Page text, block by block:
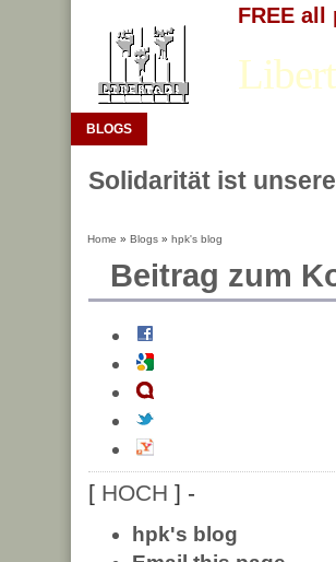
FREE
BLOGS
Solidarität ist
Home » Blogs » hpk's blog
Beitrag zum
[ HOCH ] -
hpk's blog